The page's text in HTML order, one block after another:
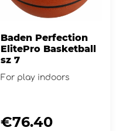
Baden Perfection
ElitePro Basketball
sz 7
For play indoors
€76.40